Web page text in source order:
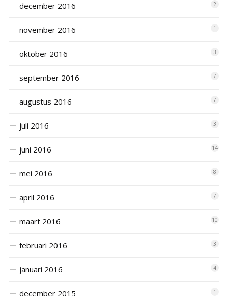
december 2016 2
november 2016 1
oktober 2016 3
september 2016 7
augustus 2016 7
juli 2016 3
juni 2016 14
mei 2016 8
april 2016 7
maart 2016 10
februari 2016 3
januari 2016 4
december 2015 1